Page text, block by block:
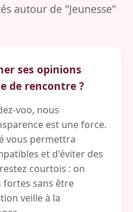
autour de "Jeunesse"
ses opinions
de rencontre ?
voo, nous
est une force.
vous permettra
et d'éviter des
courtois : on
fortes sans être
veille à la